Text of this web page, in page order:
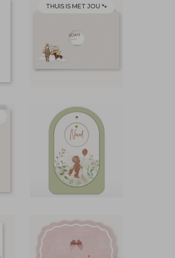
THUIS IS MET JOU 🐾